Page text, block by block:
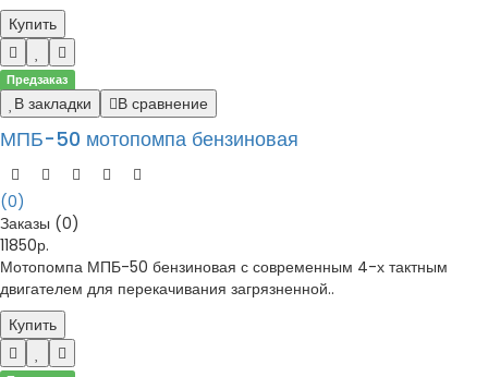
Купить
Предзаказ
В закладки В сравнение
МПБ-50 мотопомпа бензиновая
(0)
Заказы (0)
11850р.
Мотопомпа МПБ-50 бензиновая с современным 4-х тактным
двигателем для перекачивания загрязненной..
Купить